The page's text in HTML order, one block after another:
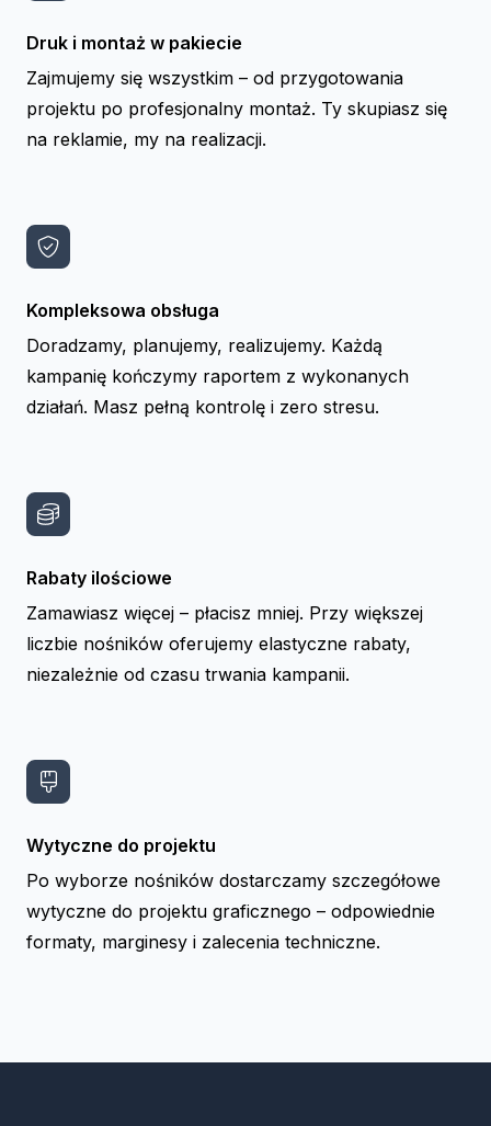
Druk i montaż w pakiecie
Zajmujemy się wszystkim – od przygotowania
projektu po profesjonalny montaż. Ty skupiasz się
na reklamie, my na realizacji.
Kompleksowa obsługa
Doradzamy, planujemy, realizujemy. Każdą
kampanię kończymy raportem z wykonanych
działań. Masz pełną kontrolę i zero stresu.
Rabaty ilościowe
Zamawiasz więcej – płacisz mniej. Przy większej
liczbie nośników oferujemy elastyczne rabaty,
niezależnie od czasu trwania kampanii.
Wytyczne do projektu
Po wyborze nośników dostarczamy szczegółowe
wytyczne do projektu graficznego – odpowiednie
formaty, marginesy i zalecenia techniczne.